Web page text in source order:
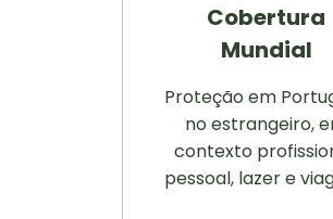
Cobertura
Mundial
Proteção em
no estrangeiro,
contexto
pessoal, lazer e